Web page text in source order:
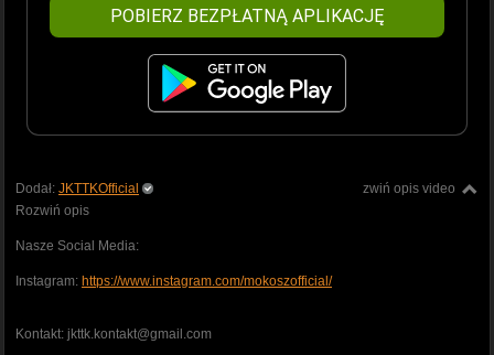
POBIERZ BEZPŁATNĄ APLIKACJĘ
zwiń opis video
Dodał: JKTTKOfficial
Rozwiń opis
Nasze Social Media:
Instagram: https://www.instagram.com/mokoszofficial/
Kontakt: jkttk.kontakt@gmail.com